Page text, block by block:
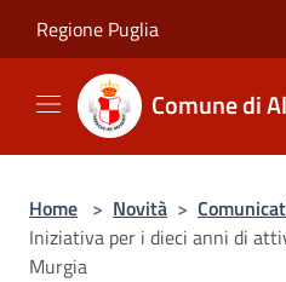
Regione Puglia
Comune di
Home > Novità >
Iniziativa per i dieci anni di
Murgia